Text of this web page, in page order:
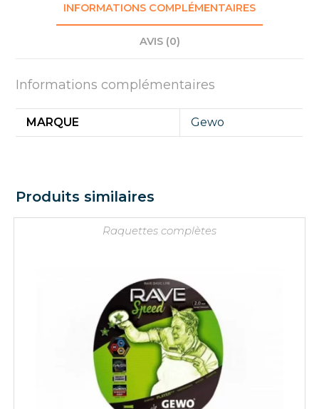
INFORMATIONS COMPLÉMENTAIRES
AVIS (0)
Informations complémentaires
MARQUE Gewo
Produits similaires
Raquettes complètes